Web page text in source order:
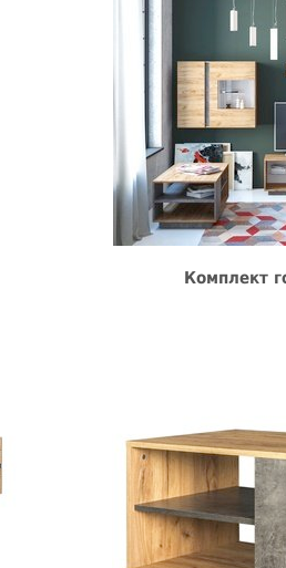
Комплект